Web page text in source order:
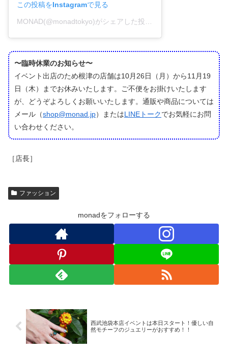
この投稿をInstagramで見る
MONAD(@monadtokyo)がシェアした投稿
〜臨時休業のお知らせ〜
イベント出店のため根津の店舗は10月26日（月）から11月19
日（木）までお休みいたします。ご不便をお掛けいたします
が、どうぞよろしくお願いいたします。通販や商品については
メール（shop@monad.jp）またはLINEトークでお気軽にお問
い合わせください。
［店長］
ファッション
monadをフォローする
西武池袋本店イベントは本日スタート！優しい自
然モチーフのジュエリーがおすすめ！！